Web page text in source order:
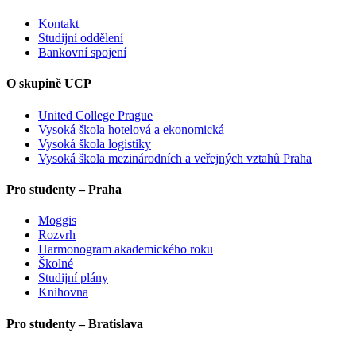
Kontakt
Studijní oddělení
Bankovní spojení
O skupině UCP
United College Prague
Vysoká škola hotelová a ekonomická
Vysoká škola logistiky
Vysoká škola mezinárodních a veřejných vztahů Praha
Pro studenty – Praha
Moggis
Rozvrh
Harmonogram akademického roku
Školné
Studijní plány
Knihovna
Pro studenty – Bratislava